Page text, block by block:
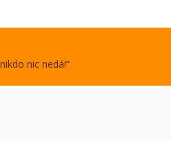
nic nedá!“